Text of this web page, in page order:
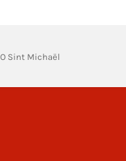
Sint Michaël